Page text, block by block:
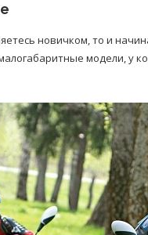
новичком, то и
модели, у